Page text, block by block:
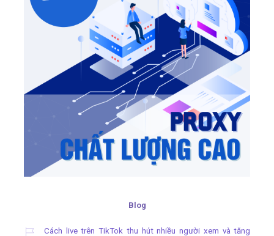
Blog
Cách live trên TikTok thu hút nhiều người xem và tăng